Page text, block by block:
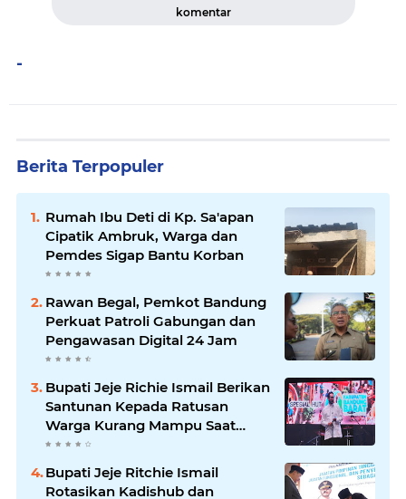
komentar
-
Berita Terpopuler
Rumah Ibu Deti di Kp. Sa'apan
Cipatik Ambruk, Warga dan
Pemdes Sigap Bantu Korban
Rawan Begal, Pemkot Bandung
Perkuat Patroli Gabungan dan
Pengawasan Digital 24 Jam
Bupati Jeje Richie Ismail Berikan
Santunan Kepada Ratusan
Warga Kurang Mampu Saat
Acara "JAJARANS FESTIVAL" di
Bupati Jeje Ritchie Ismail
Rotasikan Kadishub dan